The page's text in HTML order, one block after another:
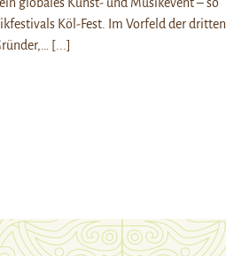
Köl-Fest. Im Vorfeld der dritten
[...]